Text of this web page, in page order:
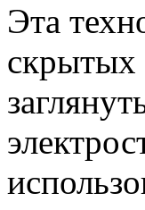
Эта
скрытых